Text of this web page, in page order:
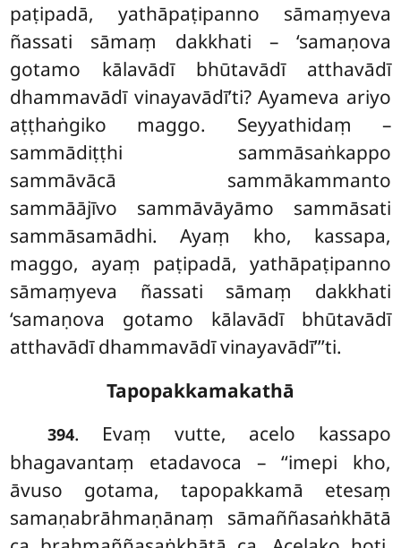
paṭipadā, yathāpaṭipanno sāmaṃyeva
ñassati sāmaṃ dakkhati – ‘samaṇova
gotamo kālavādī bhūtavādī atthavādī
dhammavādī vinayavādī’ti? Ayameva ariyo
aṭṭhaṅgiko maggo. Seyyathidaṃ –
sammādiṭṭhi sammāsaṅkappo
sammāvācā sammākammanto
sammāājīvo sammāvāyāmo sammāsati
sammāsamādhi. Ayaṃ kho, kassapa,
maggo, ayaṃ paṭipadā, yathāpaṭipanno
sāmaṃyeva ñassati sāmaṃ dakkhati
‘samaṇova gotamo kālavādī bhūtavādī
atthavādī dhammavādī vinayavādī’’’ti.
Tapopakkamakathā
394. Evaṃ vutte, acelo kassapo
bhagavantaṃ etadavoca – ‘‘imepi kho,
āvuso gotama, tapopakkamā etesaṃ
samaṇabrāhmaṇānaṃ sāmaññasaṅkhātā